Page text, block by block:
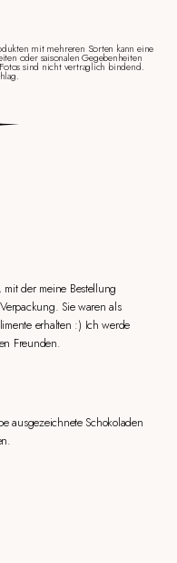
mit mehreren Sorten kann eine
oder saisonalen Gegebenheiten
sind nicht vertraglich bindend.
der meine Bestellung
Sie waren als
erhalten :) Ich werde
Freunden.
ausgezeichnete Schokoladen